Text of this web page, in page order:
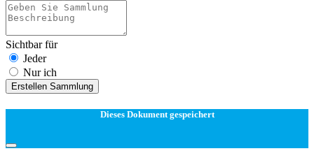
Sichtbar für
Jeder
Nur ich
Erstellen Sammlung
Dieses Dokument gespeichert